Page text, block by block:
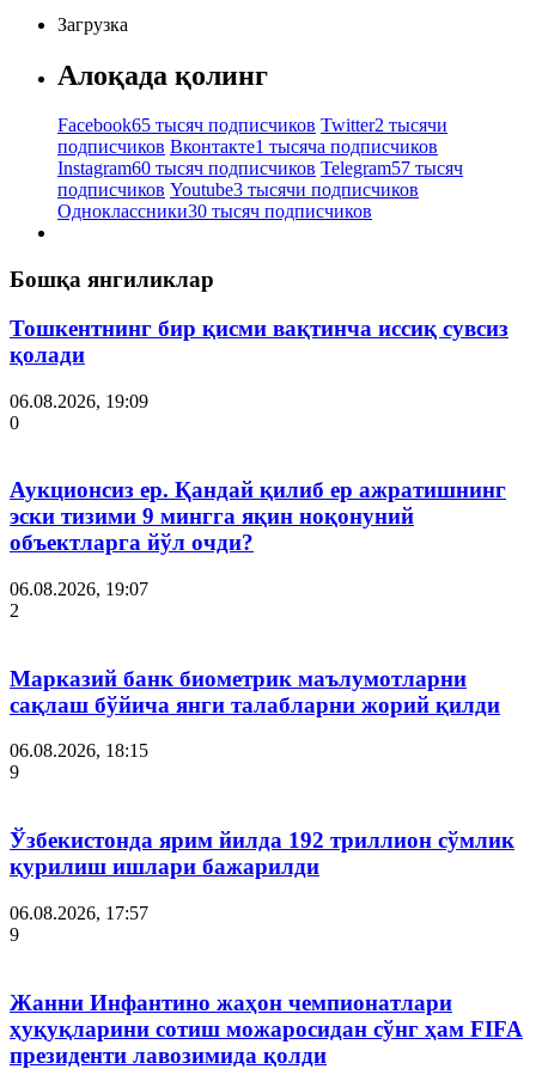
Загрузка
Алоқада қолинг
Facebook65 тысяч подписчиков Twitter2 тысячи
подписчиков Вконтакте1 тысяча подписчиков
Instagram60 тысяч подписчиков Telegram57 тысяч
подписчиков Youtube3 тысячи подписчиков
Одноклассники30 тысяч подписчиков
Бошқа янгиликлар
Тошкентнинг бир қисми вақтинча иссиқ сувсиз
қолади
06.08.2026, 19:09
0
Аукционсиз ер. Қандай қилиб ер ажратишнинг
эски тизими 9 мингга яқин ноқонуний
объектларга йўл очди?
06.08.2026, 19:07
2
Марказий банк биометрик маълумотларни
сақлаш бўйича янги талабларни жорий қилди
06.08.2026, 18:15
9
Ўзбекистонда ярим йилда 192 триллион сўмлик
қурилиш ишлари бажарилди
06.08.2026, 17:57
9
Жанни Инфантино жаҳон чемпионатлари
ҳуқуқларини сотиш можаросидан сўнг ҳам FIFA
президенти лавозимида қолди